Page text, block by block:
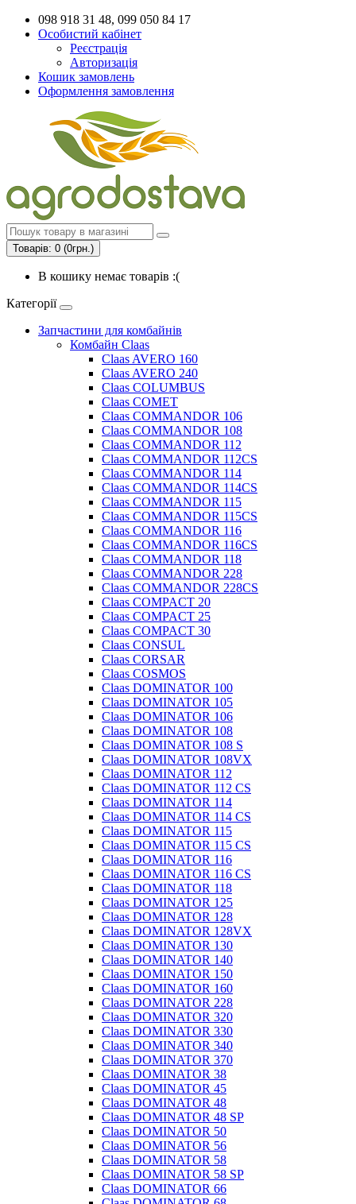
098 918 31 48, 099 050 84 17
Особистий кабінет
Реєстрація
Авторизація
Кошик замовлень
Оформлення замовлення
Товарів: 0 (0грн.)
В кошику немає товарів :(
Категорії
Запчастини для комбайнів
Комбайн Claas
Claas AVERO 160
Claas AVERO 240
Claas COLUMBUS
Claas COMET
Claas COMMANDOR 106
Claas COMMANDOR 108
Claas COMMANDOR 112
Claas COMMANDOR 112CS
Claas COMMANDOR 114
Claas COMMANDOR 114CS
Claas COMMANDOR 115
Claas COMMANDOR 115CS
Claas COMMANDOR 116
Claas COMMANDOR 116CS
Claas COMMANDOR 118
Claas COMMANDOR 228
Claas COMMANDOR 228CS
Claas COMPACT 20
Claas COMPACT 25
Claas COMPACT 30
Claas CONSUL
Claas CORSAR
Claas COSMOS
Claas DOMINATOR 100
Claas DOMINATOR 105
Claas DOMINATOR 106
Claas DOMINATOR 108
Claas DOMINATOR 108 S
Claas DOMINATOR 108VX
Claas DOMINATOR 112
Claas DOMINATOR 112 CS
Claas DOMINATOR 114
Claas DOMINATOR 114 CS
Claas DOMINATOR 115
Claas DOMINATOR 115 CS
Claas DOMINATOR 116
Claas DOMINATOR 116 CS
Claas DOMINATOR 118
Claas DOMINATOR 125
Claas DOMINATOR 128
Claas DOMINATOR 128VX
Claas DOMINATOR 130
Claas DOMINATOR 140
Claas DOMINATOR 150
Claas DOMINATOR 160
Claas DOMINATOR 228
Claas DOMINATOR 320
Claas DOMINATOR 330
Claas DOMINATOR 340
Claas DOMINATOR 370
Claas DOMINATOR 38
Claas DOMINATOR 45
Claas DOMINATOR 48
Claas DOMINATOR 48 SP
Claas DOMINATOR 50
Claas DOMINATOR 56
Claas DOMINATOR 58
Claas DOMINATOR 58 SP
Claas DOMINATOR 66